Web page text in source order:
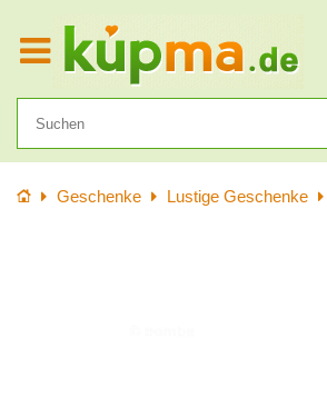
StartseiteGeschenke Lustige Geschenke